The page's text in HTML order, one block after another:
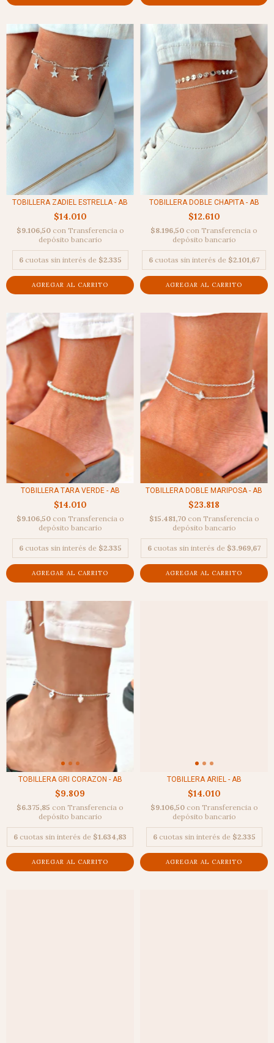
TOBILLERA ZADIEL ESTRELLA - AB
$14.010
$9.106,50 con Transferencia o
depósito bancario
6 cuotas sin interés de $2.335
TOBILLERA DOBLE CHAPITA - AB
$12.610
$8.196,50 con Transferencia o
depósito bancario
6 cuotas sin interés de $2.101,67
TOBILLERA TARA VERDE - AB
$14.010
$9.106,50 con Transferencia o
depósito bancario
6 cuotas sin interés de $2.335
TOBILLERA DOBLE MARIPOSA - AB
$23.818
$15.481,70 con Transferencia o
depósito bancario
6 cuotas sin interés de $3.969,67
TOBILLERA GRI CORAZON - AB
$9.809
$6.375,85 con Transferencia o
depósito bancario
6 cuotas sin interés de $1.634,83
TOBILLERA ARIEL - AB
$14.010
$9.106,50 con Transferencia o
depósito bancario
6 cuotas sin interés de $2.335